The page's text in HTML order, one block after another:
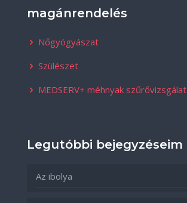
magánrendelés
Nőgyógyászat
Szülészet
MEDSERV+ méhnyak szűrővizsgálat
Legutóbbi bejegyzéseim
Az ibolya